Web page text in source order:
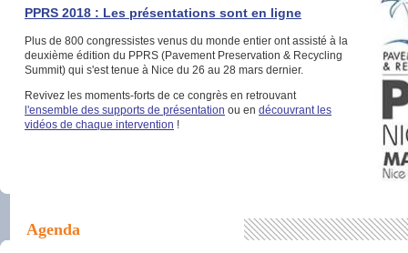
PPRS 2018 : Les présentations sont en ligne
Plus de 800 congressistes venus du monde entier ont assisté à la
deuxième édition du PPRS (Pavement Preservation & Recycling
Summit) qui s'est tenue à Nice du 26 au 28 mars dernier.
Revivez les moments-forts de ce congrès en retrouvant
l'ensemble des supports de présentation ou en découvrant les
vidéos de chaque intervention !
Agenda